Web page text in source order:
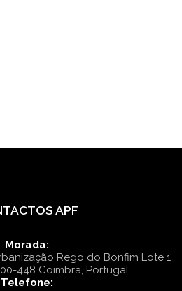
APF
Morada:
Rego do Bonfim Lote 1
448 Coimbra, Portugal
Telefone: